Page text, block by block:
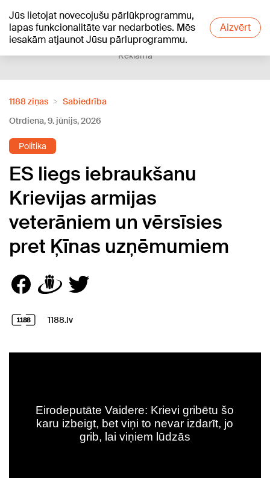
Jūs lietojat novecojušu pārlūkprogrammu,
lapas funkcionalitāte var nedarboties. Mēs
iesakām atjaunot Jūsu pārluprogrammu.
Aizvērt
+23°C
Reklāma
1188 ziņas
Sabiedrība
Otrdiena, 9. jūnijs, 2026
Politika
ES liegs iebraukšanu
Krievijas armijas
veterāniem un vērsīsies
pret Ķīnas uzņēmumiem
1188.lv